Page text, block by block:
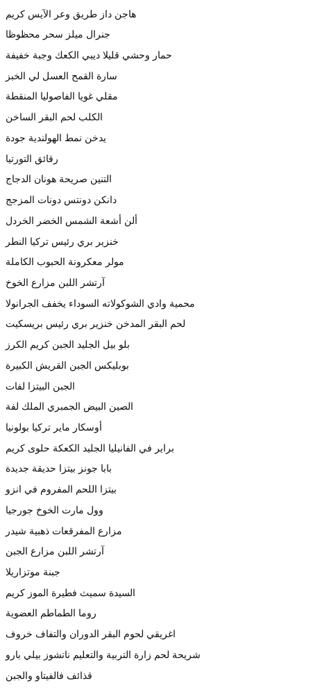
هاجن داز طريق وعر الآيس كريم
جنرال ميلز سحر محظوظا
حمار وحشي قليلا ديبي الكعك وجبة خفيفة
سارة القمح العسل لي الخبز
مقلي غويا الفاصوليا المنقطة
الكلب لحم البقر الساخن
يدخن نمط الهولندية جودة
رقائق التورتيا
التنين صريحة هونان الدجاج
دانكن دونتس دونات المزجج
ألن أشعة الشمس الخضر الخردل
خنزير بري رئيس تركيا النطر
مولر معكرونة الحبوب الكاملة
آرتشر اللبن مزارع الخوخ
محمية وادي الشوكولاته السوداء يخفف الجرانولا
لحم البقر المدخن خنزير بري رئيس بريسكيت
بلو بيل الجليد الجبن كريم الكرز
بوبليكس الجبن القريش الكبيرة
الجبن البيتزا لفات
الصين البيض الجمبري الملك لفة
أوسكار ماير تركيا بولونيا
براير في الفانيليا الجليد الكعكة حلوى كريم
بابا جونز بيتزا حديقة جديدة
بيتزا اللحم المفروم في انزو
وول مارت الخوخ جورجيا
مزارع المفرقعات ذهبية شيدر
آرتشر اللبن مزارع الجبن
جبنة موتزاريلا
السيدة سميث فطيرة الموز كريم
روما الطماطم العضوية
اغريقي لحوم البقر الدوران والتفاف خروف
شريحة لحم زارة التربية والتعليم ناتشوز بيلي بارو
قذائف فالفيتاو والجبن